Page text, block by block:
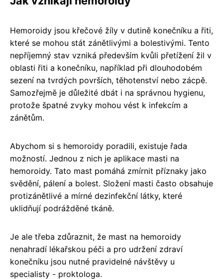
Hemoroidy jsou křečové žíly v dutině konečníku a řiti,
které se mohou stát zánětlivými a bolestivými. Tento
nepříjemný stav vzniká především kvůli přetížení žil v
oblasti řiti a konečníku, například při dlouhodobém
sezení na tvrdých površích, těhotenství nebo zácpě.
Samozřejmě je důležité dbát i na správnou hygienu,
protože špatné zvyky mohou vést k infekcím a
zánětům.
Abychom si s hemoroidy poradili, existuje řada
možností. Jednou z nich je aplikace masti na
hemoroidy. Tato mast pomáhá zmírnit příznaky jako
svědění, pálení a bolest. Složení masti často obsahuje
protizánětlivé a mírné dezinfekční látky, které
uklidňují podrážděné tkáně.
Je ale třeba zdůraznit, že mast na hemoroidy
nenahradí lékařskou péči a pro udržení zdraví
konečníku jsou nutné pravidelné návštěvy u
specialisty - proktologa.